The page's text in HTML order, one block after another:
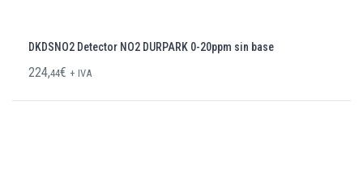
DKDSNO2 Detector NO2 DURPARK 0-20ppm sin base
224,44€ + IVA